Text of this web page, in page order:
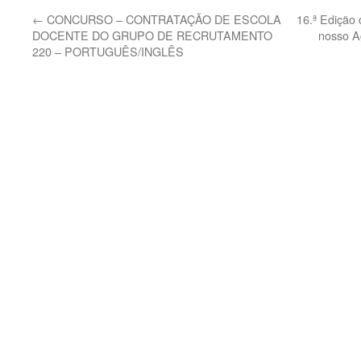
← CONCURSO – CONTRATAÇÃO DE ESCOLA
DOCENTE DO GRUPO DE RECRUTAMENTO
220 – PORTUGUÊS/INGLÊS
16.ª
nosso